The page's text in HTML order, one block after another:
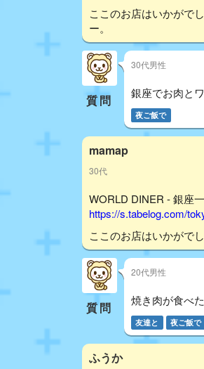
ここのお店はいかがで
ー。
質問
30代男性
銀座でお肉と
夜ご飯で
mamap
30代
WORLD DINER - 銀座
https://s.tabelog.com/
ここのお店はいかがで
質問
20代男性
焼き肉が食べ
友達と 夜ご飯で
ふうか